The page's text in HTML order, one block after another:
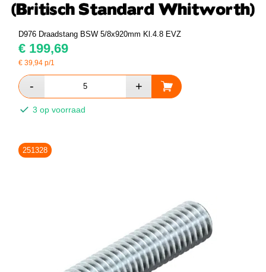
D976 Draadstang BSW 5/8x920mm Kl.4.8 EVZ
€ 199,69
€39,94 p/1
3 op voorraad
251328